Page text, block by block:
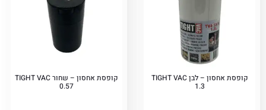
קופסת אחסון – לבן TIGHT VAC
1.3
קופסת אחסון – שחור TIGHT VAC
0.57